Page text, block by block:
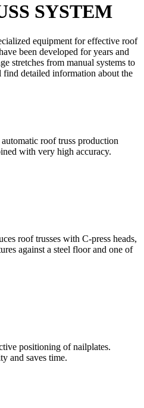
SYSTEM
equipment for effective roof
been developed for years and
stretches from manual systems to
detailed information about the
roof truss production
with very high accuracy.
roof trusses with C-press heads,
against a steel floor and one of
positioning of nailplates.
and saves time.